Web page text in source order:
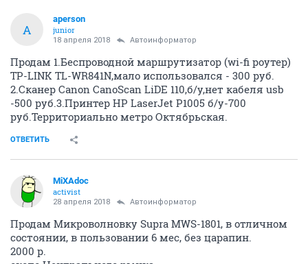
A
aperson
junior
18 апреля 2018 Автоинформатор
Продам 1.Беспроводной маршрутизатор (wi-fi роутер)
TP-LINK TL-WR841N,мало использовался - 300 руб.
2.Сканер Canon CanoScan LiDE 110,б/у,нет кабеля usb
-500 руб.3.Принтер HP LaserJet P1005 б/у-700
руб.Территориально метро Октябрьская.
ОТВЕТИТЬ
MiXAdoc
activist
28 апреля 2018 Автоинформатор
Продам Микроволновку Supra MWS-1801, в отличном
состоянии, в пользовании 6 мес, без царапин.
2000 р.